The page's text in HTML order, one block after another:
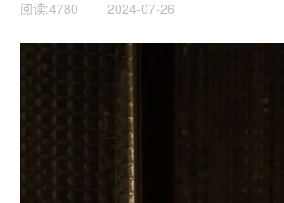
阅读:4780 2024-07-26